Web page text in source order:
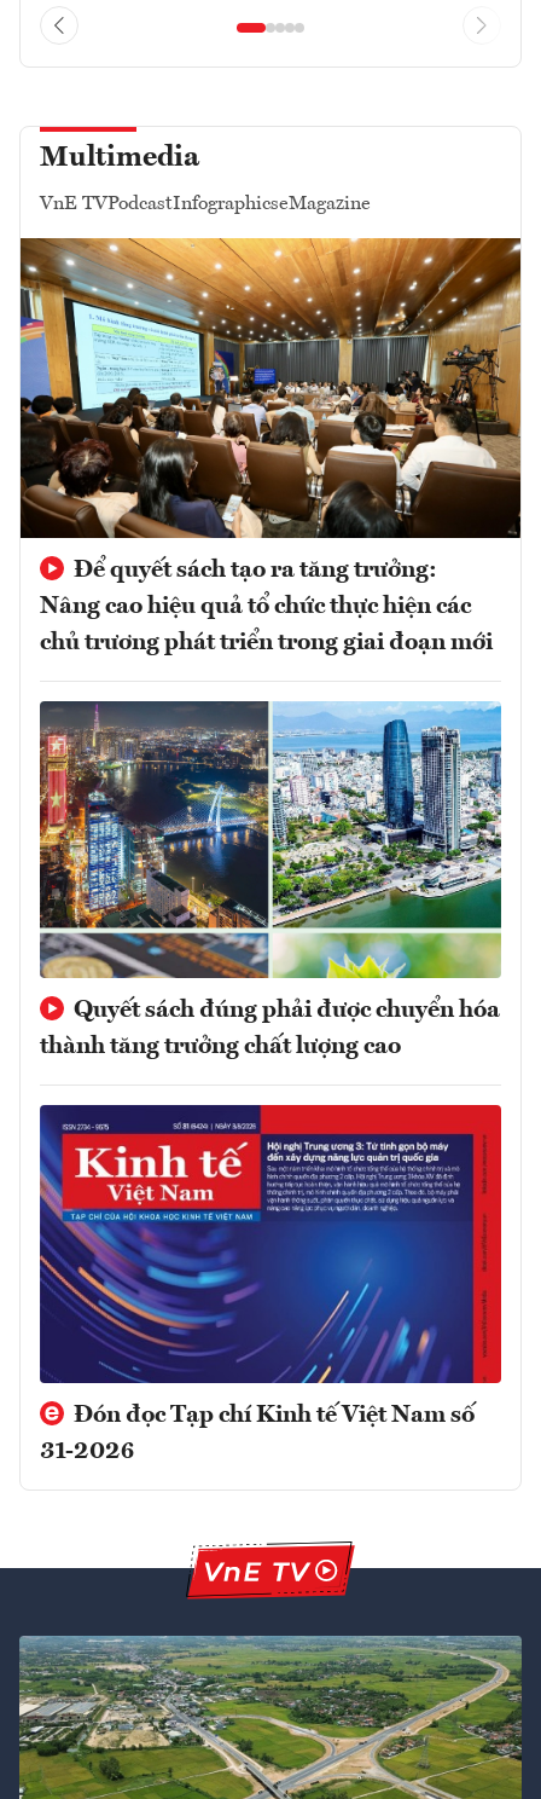
Multimedia
VnE TVPodcastInfographicseMagazine
Để quyết sách tạo ra tăng trưởng:
Nâng cao hiệu quả tổ chức thực hiện các
chủ trương phát triển trong giai đoạn mới
Quyết sách đúng phải được chuyển hóa
thành tăng trưởng chất lượng cao
Đón đọc Tạp chí Kinh tế Việt Nam số
31-2026